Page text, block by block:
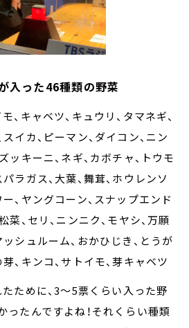
入った46種類の野菜
、キャベツ、キュウリ、タマネギ、
イカ、ピーマン、ダイコン、ニン
ッキーニ、ネギ、カボチャ、トウモ
ラガス、大葉、舞茸、ホウレンソ
、ヤングコーン、スナップエンド
菜、セリ、ニンニク、モヤシ、万願
シュルーム、おかひじき、とうが
、キンコ、サトイモ、芽キャベツ
たために、3～5票くらい入った野
ったんですよね！それくらい種類